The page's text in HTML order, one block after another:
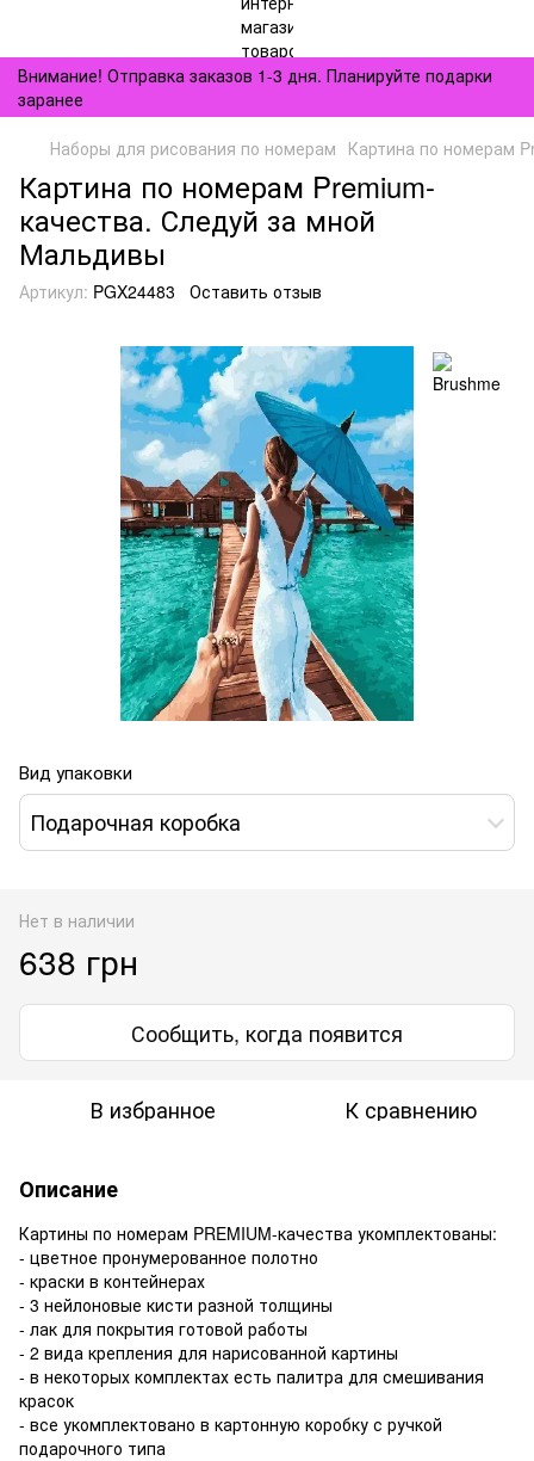
Внимание! Отправка заказов 1-3 дня. Планируйте подарки
заранее
Наборы для рисования по номерам Картина по номерам
Картина по номерам Premium-
качества. Следуй за мной
Мальдивы
Артикул: PGX24483 Оставить отзыв
Вид упаковки
Подарочная коробка
Нет в наличии
638 грн
Сообщить, когда появится
В избранное К сравнению
Описание
Картины по номерам PREMIUM-качества укомплектованы:
- цветное пронумерованное полотно
- краски в контейнерах
- 3 нейлоновые кисти разной толщины
- лак для покрытия готовой работы
- 2 вида крепления для нарисованной картины
- в некоторых комплектах есть палитра для смешивания
красок
- все укомплектовано в картонную коробку с ручкой
подарочного типа